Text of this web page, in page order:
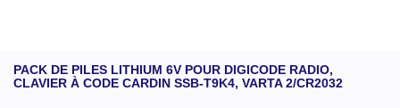
PACK DE PILES LITHIUM 6V POUR DIGICODE RADIO,
CLAVIER À CODE CARDIN SSB-T9K4, VARTA 2/CR2032